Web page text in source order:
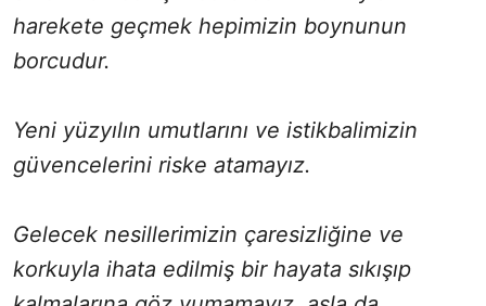
harekete geçmek hepimizin boynunun
borcudur.
Yeni yüzyılın umutlarını ve istikbalimizin
güvencelerini riske atamayız.
Gelecek nesillerimizin çaresizliğine ve
korkuyla ihata edilmiş bir hayata sıkışıp